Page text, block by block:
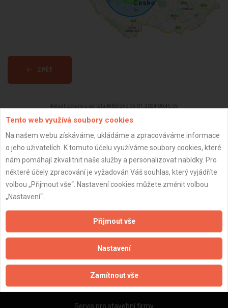
ZPĚT
Aktualizováno z portálu ARES dne 05.01.2024 00:45:05
Důležité informace
Naše firmy a řemeslníci
Zásady pro používání souborů cookie
Obchodní podmínky (zprostředkování)
Obchodní podmínky (rozpočtování)
Reference
Naše excelové tabulky online
Naše služby
Servis pro stavební firmy
Tento web využívá soubory cookies
Na našem webu získáváme, ukládáme a zpracováváme informace
o jeho uživatelích. K tomuto účelu využíváme soubory cookies, které
nám pomáhají zkvalitnit naše služby a personalizovat nabídky. Pro
některé účely zpracování je vyžadován Váš souhlas, který vyjádříte
volbou „Přijmout vše“. Nastavení cookies můžete změnit volbou
„Nastavení“.
Přijmout vše
Nastavení
Zamítnout vše